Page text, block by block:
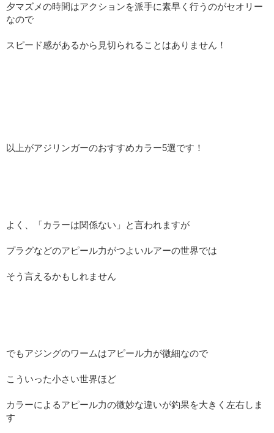
夕マズメの時間はアクションを派手に素早く行うのがセオリー
なので
スピード感があるから見切られることはありません！
以上がアジリンガーのおすすめカラー5選です！
よく、「カラーは関係ない」と言われますが
プラグなどのアピール力がつよいルアーの世界では
そう言えるかもしれません
でもアジングのワームはアピール力が微細なので
こういった小さい世界ほど
カラーによるアピール力の微妙な違いが釣果を大きく左右しま
す